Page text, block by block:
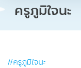
ครูภูมิใจนะ
#ครูภูมิใจนะ